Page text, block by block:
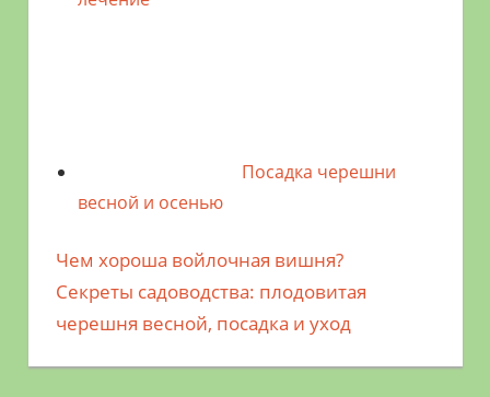
Посадка черешни
весной и осенью
Навигация
по
записям
Предыдущая
запись;
Чем хороша войлочная вишня?
Следующая
запись:
Секреты садоводства: плодовитая
черешня весной, посадка и уход